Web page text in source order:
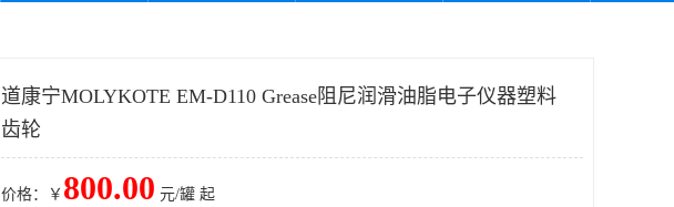
道康宁MOLYKOTE EM-D110 Grease阻尼润滑油脂电子仪器塑料
齿轮
价格：￥ 800.00 元/罐 起